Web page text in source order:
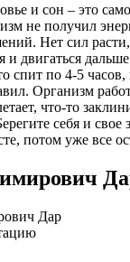
и сон – это
не получил
Нет сил расти,
и двигаться
спит по 4-5 часов,
Организм
что-то
себя и
потом уже все